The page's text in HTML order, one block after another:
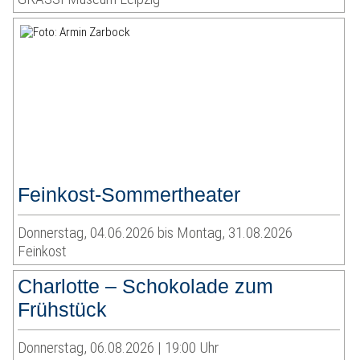
Feinkost-Sommertheater
Donnerstag, 04.06.2026 bis Montag, 31.08.2026
Feinkost
Charlotte – Schokolade zum
Frühstück
Donnerstag, 06.08.2026 | 19:00 Uhr